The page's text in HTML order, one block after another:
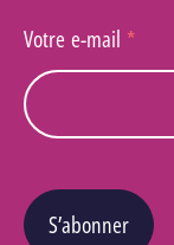
Votre e-mail *
S’abonner